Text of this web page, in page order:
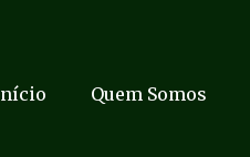
Quem Somos